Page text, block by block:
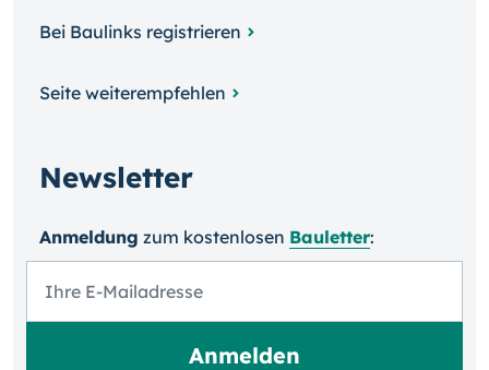
Bei Baulinks registrieren
Seite weiterempfehlen
Newsletter
Anmeldung zum kosten­losen Bauletter: